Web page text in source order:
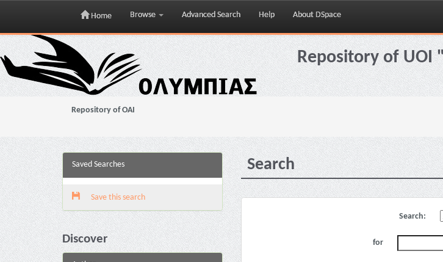
Skip
navigation
Home Browse Advanced Search Help About DSpace
Repository of UOI
Repository of OAI
Saved Searches
Save this search
Discover
Search
Search:
for